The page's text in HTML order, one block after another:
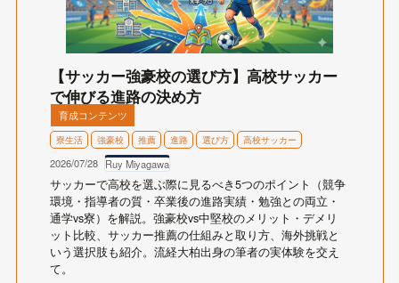
【サッカー強豪校の選び方】高校サッカー
で伸びる進路の決め方
育成コンテンツ
寮生活 強豪校 推薦 進路 選び方 高校サッカー
2026/07/28 Ruy Miyagawa
サッカーで高校を選ぶ際に見るべき5つのポイント（競争
環境・指導者の質・卒業後の進路実績・勉強との両立・
通学vs寮）を解説。強豪校vs中堅校のメリット・デメリ
ット比較、サッカー推薦の仕組みと取り方、海外挑戦と
いう選択肢も紹介。流経大柏出身の筆者の実体験を交え
て。